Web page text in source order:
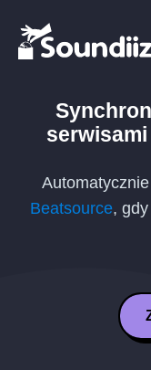
serwisami
Beatsource,